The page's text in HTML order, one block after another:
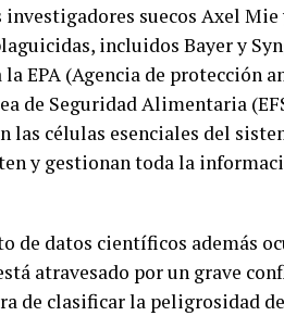
suecos Axel
incluidos Bayer y
EPA (Agencia de protección
de Seguridad Alimentaria
las células esenciales del
y gestionan toda la
de datos científicos además
atravesado por un grave
de clasificar la peligrosidad